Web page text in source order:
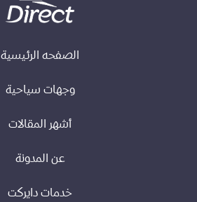
الصفحه الرئيسية
وجهات سياحية
أشهر المقالات
عن المدونة
خدمات دايركت